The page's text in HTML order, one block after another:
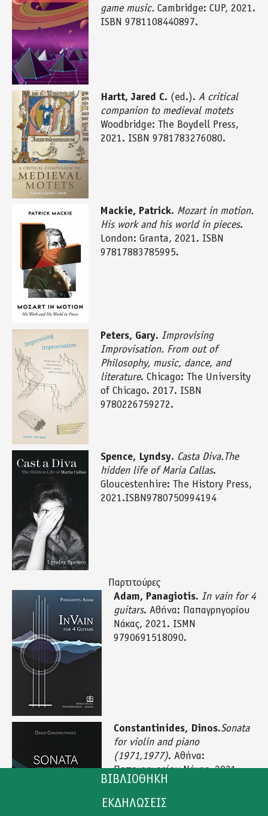
ΒΙΒΛΙΟΘΗΚΗ
ΚΑΤΑΛΟΓΟΣ
ΕΚΔΗΛΩΣΕΙΣ
game music. Cambridge: CUP, 2021.
ISBN 9781108440897.
Hartt, Jared C. (ed.). A critical
companion to medieval motets
Woodbridge: The Boydell Press,
2021. ISBN 9781783276080.
Mackie, Patrick. Mozart in motion.
His work and his world in pieces.
London: Granta, 2021. ISBN
97817883785995.
Peters, Gary. Improvising
Improvisation. From out of
Philosophy, music, dance, and
literature. Chicago: The University
of Chicago. 2017. ISBN
9780226759272.
Spence, Lyndsy. Casta Diva.The
hidden life of Maria Callas.
Gloucestenhire: The History Press,
2021.ISBN9780750994194
Παρτιτούρες
Adam, Panagiotis. In vain for 4
guitars. Αθήνα: Παπαγρηγορίου
Νάκας, 2021. ISMN
9790691518090.
Constantinides, Dinos.Sonata
for violin and piano
(1971,1977). Αθήνα:
Παπαγρηγορίου Νάκας, 2021.
ISMN 9790691518076.